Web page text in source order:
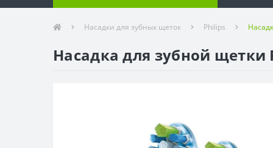
Насадки для зубных щеток Philips
Насадка для зубной щетки